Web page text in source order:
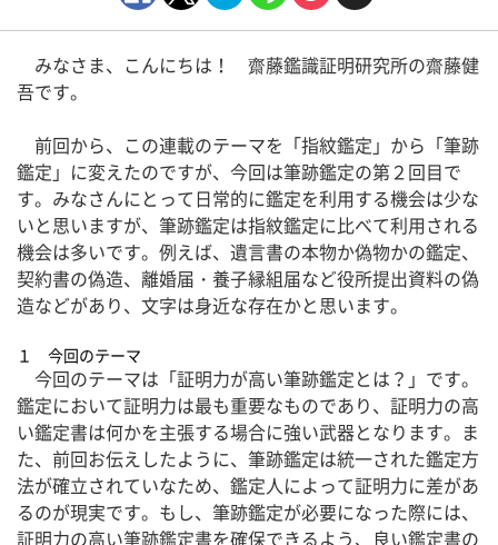
みなさま、こんにちは！ 齋藤鑑識証明研究所の齋藤健
吾です。
前回から、この連載のテーマを「指紋鑑定」から「筆跡
鑑定」に変えたのですが、今回は筆跡鑑定の第２回目で
す。みなさんにとって日常的に鑑定を利用する機会は少な
いと思いますが、筆跡鑑定は指紋鑑定に比べて利用される
機会は多いです。例えば、遺言書の本物か偽物かの鑑定、
契約書の偽造、離婚届・養子縁組届など役所提出資料の偽
造などがあり、文字は身近な存在かと思います。
１ 今回のテーマ
今回のテーマは「証明力が高い筆跡鑑定とは？」です。
鑑定において証明力は最も重要なものであり、証明力の高
い鑑定書は何かを主張する場合に強い武器となります。ま
た、前回お伝えしたように、筆跡鑑定は統一された鑑定方
法が確立されていなため、鑑定人によって証明力に差があ
るのが現実です。もし、筆跡鑑定が必要になった際には、
証明力の高い筆跡鑑定書を確保できるよう、良い鑑定書の